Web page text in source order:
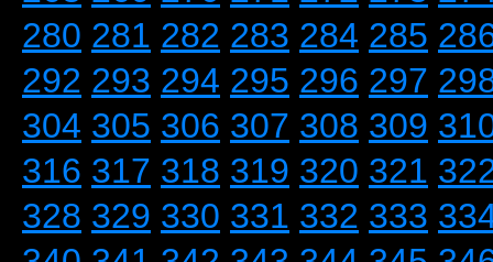
280 281 282 283 284 285
292 293 294 295 296 297
304 305 306 307 308 309
316 317 318 319 320 321
328 329 330 331 332 333